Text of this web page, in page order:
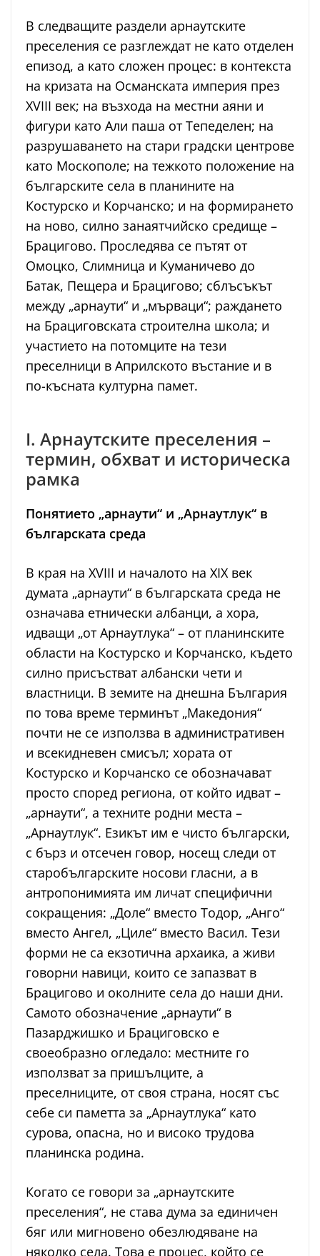
В следващите раздели арнаутските
преселения се разглеждат не като отделен
епизод, а като сложен процес: в контекста
на кризата на Османската империя през
XVIII век; на възхода на местни аяни и
фигури като Али паша от Тепеделен; на
разрушаването на стари градски центрове
като Москополе; на тежкото положение на
българските села в планините на
Костурско и Корчанско; и на формирането
на ново, силно занаятчийско средище –
Брацигово. Проследява се пътят от
Омоцко, Слимница и Куманичево до
Батак, Пещера и Брацигово; сблъсъкът
между „арнаути“ и „мърваци“; раждането
на Брациговската строителна школа; и
участието на потомците на тези
преселници в Априлското въстание и в
по-късната културна памет.
I. Арнаутските преселения –
термин, обхват и историческа
рамка
Понятието „арнаути“ и „Арнаутлук“ в
българската среда
В края на XVIII и началото на XIX век
думата „арнаути“ в българската среда не
означава етнически албанци, а хора,
идващи „от Арнаутлука“ – от планинските
области на Костурско и Корчанско, където
силно присъстват албански чети и
властници. В земите на днешна България
по това време терминът „Македония“
почти не се използва в административен
и всекидневен смисъл; хората от
Костурско и Корчанско се обозначават
просто според региона, от който идват –
„арнаути“, а техните родни места –
„Арнаутлук“. Езикът им е чисто български,
с бърз и отсечен говор, носещ следи от
старобългарските носови гласни, а в
антропонимията им личат специфични
сокращения: „Доле“ вместо Тодор, „Анго“
вместо Ангел, „Циле“ вместо Васил. Тези
форми не са екзотична архаика, а живи
говорни навици, които се запазват в
Брацигово и околните села до наши дни.
Самото обозначение „арнаути“ в
Пазарджишко и Брациговско е
своеобразно огледало: местните го
използват за пришълците, а
преселниците, от своя страна, носят със
себе си паметта за „Арнаутлука“ като
сурова, опасна, но и високо трудова
планинска родина.
Когато се говори за „арнаутските
преселения“, не става дума за единичен
бяг или мигновено обезлюдяване на
няколко села. Това е процес, който се